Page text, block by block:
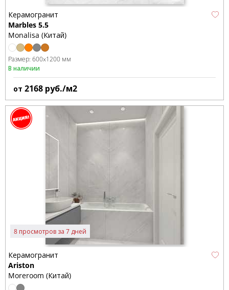
Керамогранит
Marbles 5.5
Monalisa (Китай)
Размер: 600x1200 мм
В наличии
от 2168 руб./м2
8 просмотров за 7 дней
Керамогранит
Ariston
Moreroom (Китай)